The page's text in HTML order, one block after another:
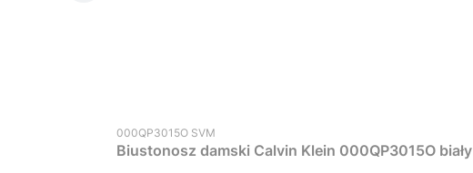
Kod produktu
000QP3015O SVM
Biustonosz damski Calvin Klein 000QP3015O biały